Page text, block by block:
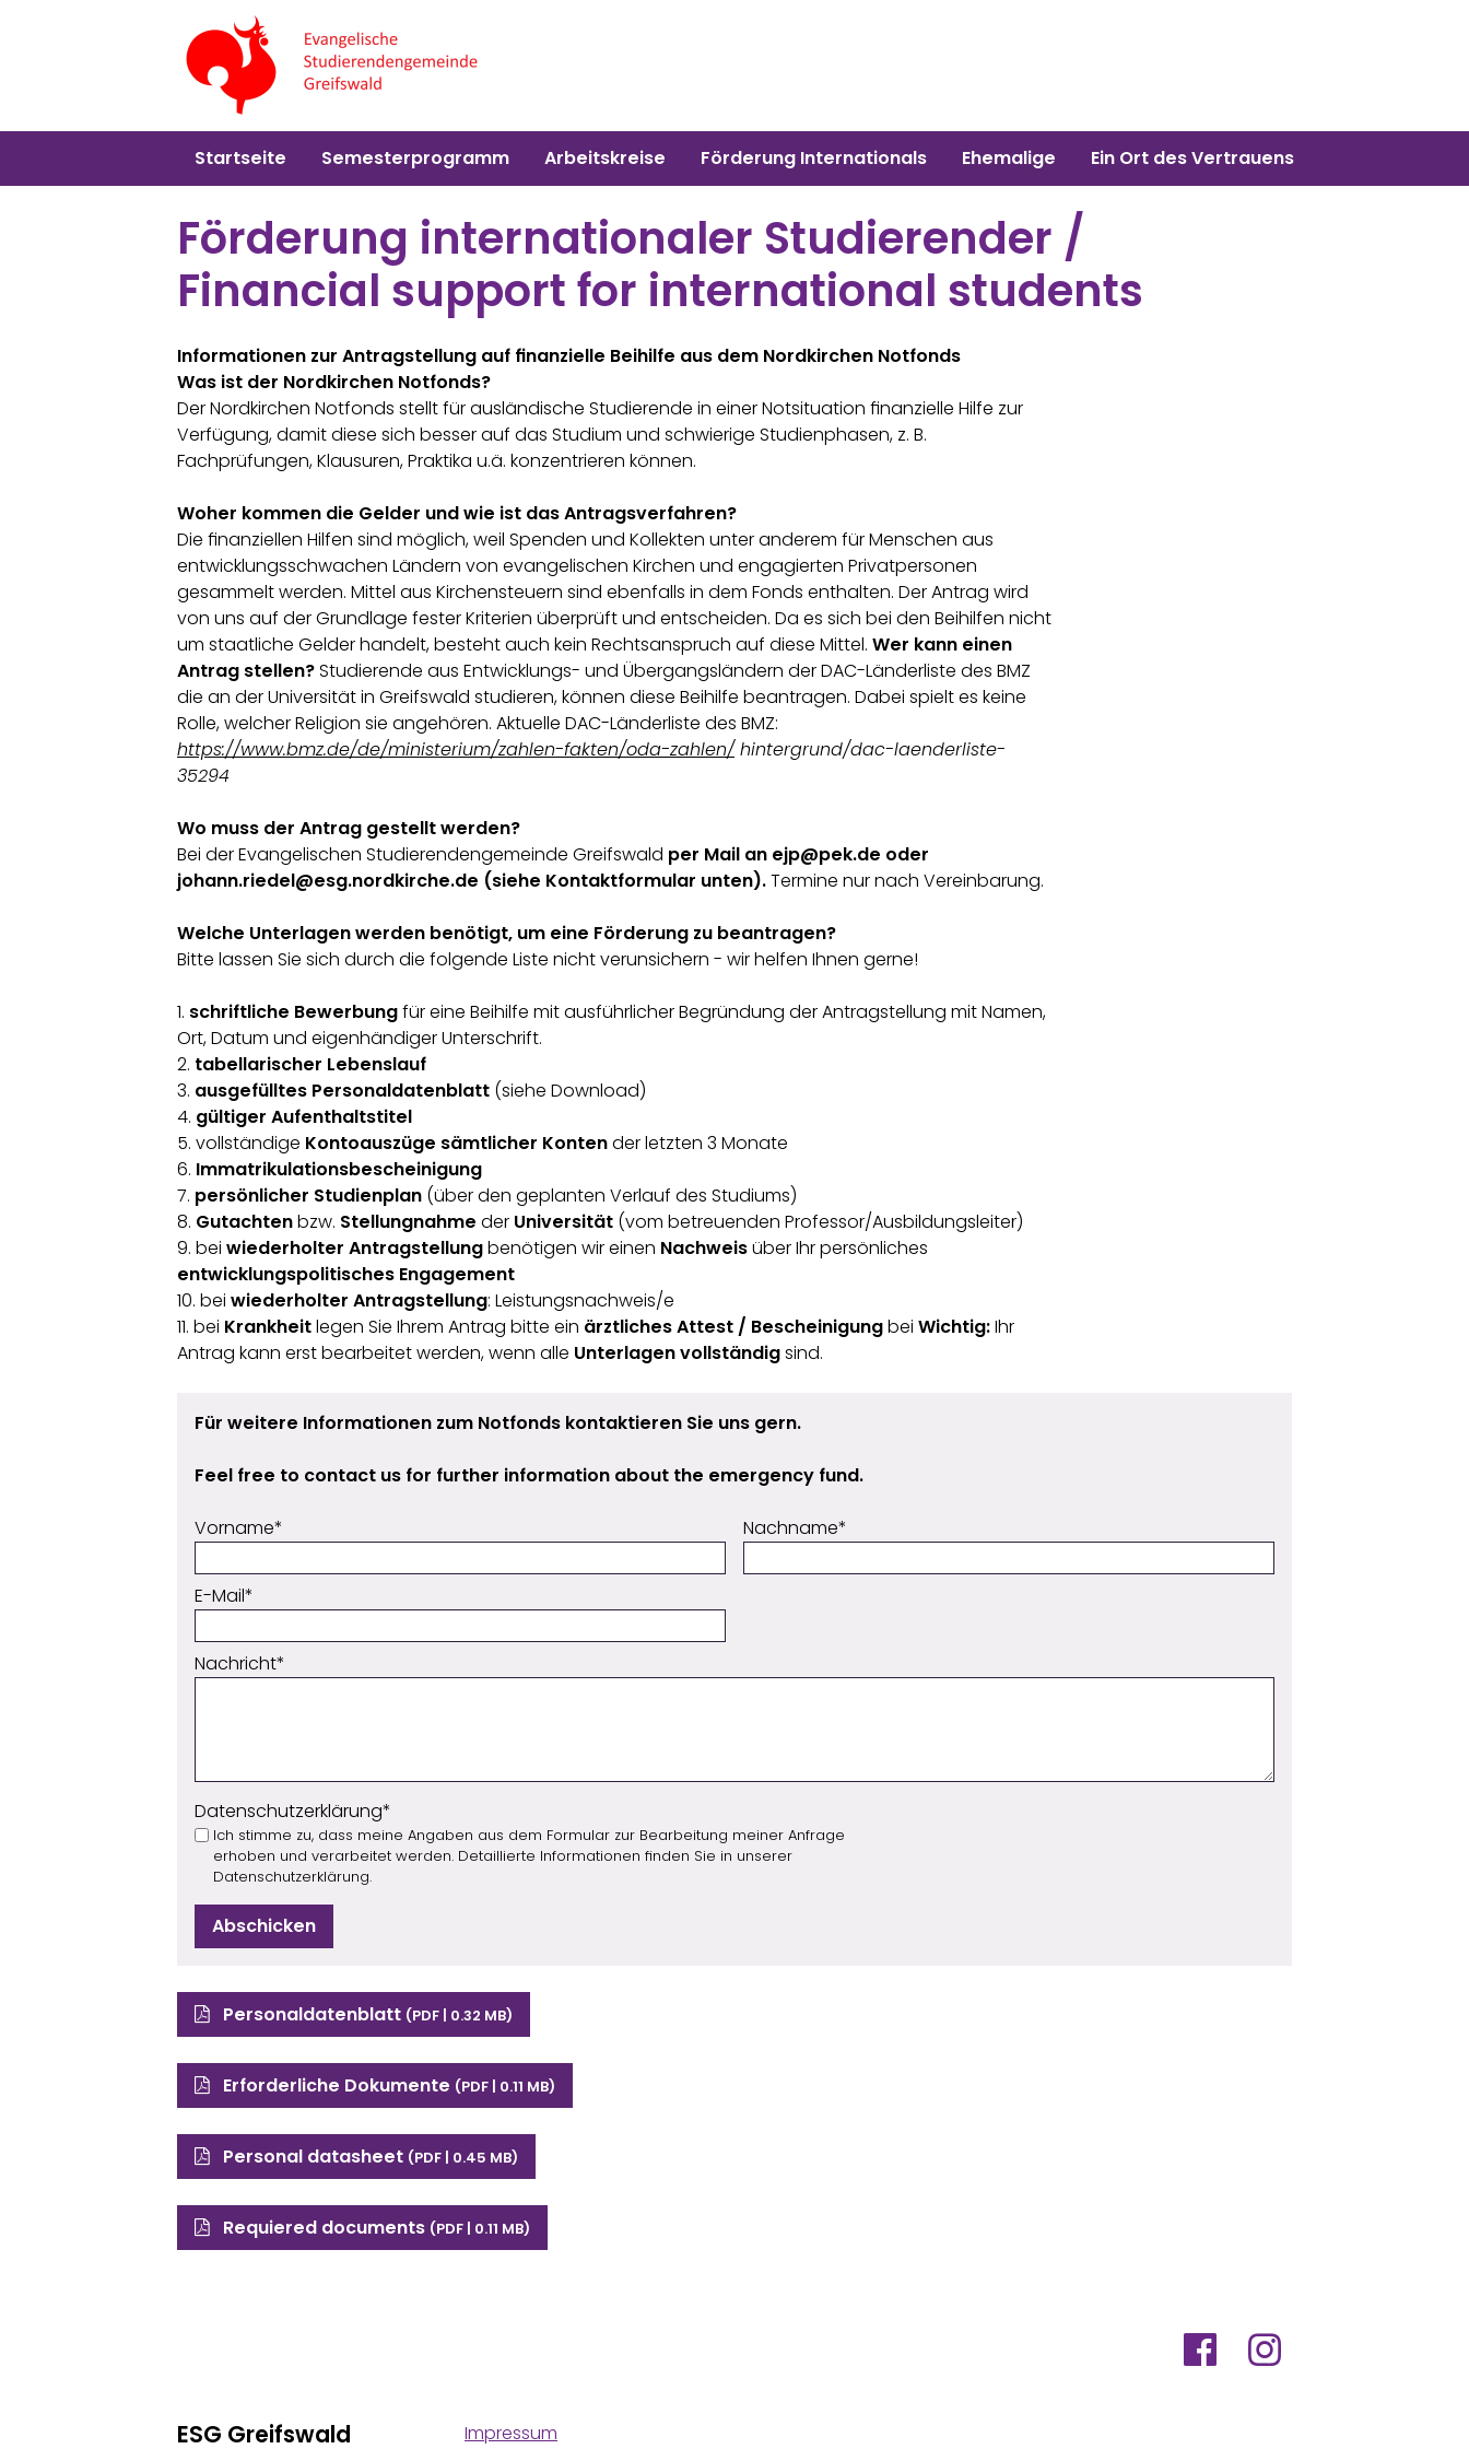
Startseite Semesterprogramm Arbeitskreise Förderung Internationals Ehemalige Ein Ort des Vertrauens
Förderung internationaler Studierender /
Financial support for international students
Informationen zur Antragstellung auf finanzielle Beihilfe aus dem Nordkirchen Notfonds
Was ist der Nordkirchen Notfonds?
Der Nordkirchen Notfonds stellt für ausländische Studierende in einer Notsituation finanzielle Hilfe zur
Verfügung, damit diese sich besser auf das Studium und schwierige Studienphasen, z. B.
Fachprüfungen, Klausuren, Praktika u.ä. konzentrieren können.
Woher kommen die Gelder und wie ist das Antragsverfahren?
Die finanziellen Hilfen sind möglich, weil Spenden und Kollekten unter anderem für Menschen aus
entwicklungsschwachen Ländern von evangelischen Kirchen und engagierten Privatpersonen
gesammelt werden. Mittel aus Kirchensteuern sind ebenfalls in dem Fonds enthalten. Der Antrag wird
von uns auf der Grundlage fester Kriterien überprüft und entscheiden. Da es sich bei den Beihilfen nicht
um staatliche Gelder handelt, besteht auch kein Rechtsanspruch auf diese Mittel. Wer kann einen
Antrag stellen?Studierende aus Entwicklungs- und Übergangsländern der DAC-Länderliste des BMZ
die an der Universität in Greifswald studieren, können diese Beihilfe beantragen. Dabei spielt es keine
Rolle, welcher Religion sie angehören. Aktuelle DAC-Länderliste des BMZ:
https://www.bmz.de/de/ministerium/zahlen-fakten/oda-zahlen/hintergrund/dac-laenderliste-
35294
Wo muss der Antrag gestellt werden?
Bei der Evangelischen Studierendengemeinde Greifswald per Mail an ejp@pek.de oder
johann.riedel@esg.nordkirche.de (siehe Kontaktformular unten).Termine nur nach Vereinbarung.
Welche Unterlagen werden benötigt, um eine Förderung zu beantragen?
Bitte lassen Sie sich durch die folgende Liste nicht verunsichern - wir helfen Ihnen gerne!
1. schriftliche Bewerbungfür eine Beihilfe mit ausführlicher Begründung der Antragstellung mit Namen,
Ort, Datum und eigenhändiger Unterschrift.
2. tabellarischer Lebenslauf
3. ausgefülltes Personaldatenblatt (siehe Download)
4. gültiger Aufenthaltstitel
5. vollständige Kontoauszüge sämtlicher Kontender letzten 3 Monate
6. Immatrikulationsbescheinigung
7. persönlicher Studienplan (über den geplanten Verlauf des Studiums)
8. Gutachtenbzw. Stellungnahme der Universität (vom betreuenden Professor/Ausbildungsleiter)
9. bei wiederholter Antragstellungbenötigen wir einen Nachweisüber Ihr persönliches
entwicklungspolitisches Engagement
10. bei wiederholter Antragstellung: Leistungsnachweis/e
11. bei Krankheitlegen Sie Ihrem Antrag bitte ein ärztliches Attest / Bescheinigungbei Wichtig:Ihr
Antrag kann erst bearbeitet werden, wenn alle Unterlagen vollständigsind.
Für weitere Informationen zum Notfonds kontaktieren Sie uns gern.
Feel free to contact us for further information about the emergency fund.
Vorname Nachname
E-Mail
Nachricht
Datenschutzerklärung
Ich stimme zu, dass meine Angaben aus dem Formular zur Bearbeitung meiner Anfrage
erhoben und verarbeitet werden. Detaillierte Informationen finden Sie in unserer
Datenschutzerklärung.
Abschicken
Personaldatenblatt (PDF | 0.32 MB)
Erforderliche Dokumente (PDF | 0.11 MB)
Personal datasheet (PDF | 0.45 MB)
Requiered documents (PDF | 0.11 MB)
ESG Greifswald
Impressum